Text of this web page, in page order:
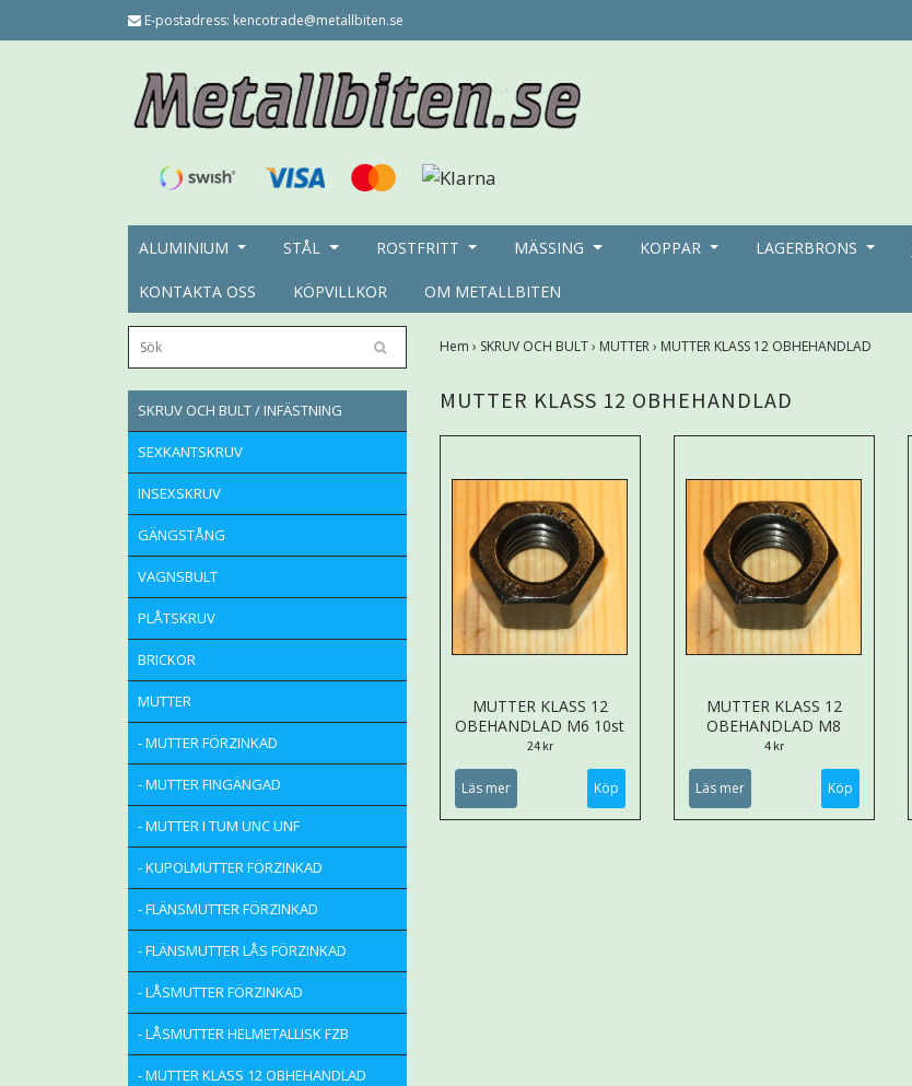
E-postadress: kencotrade@metallbiten.se
ALUMINIUM STÅL ROSTFRITT MÄSSING KOPPAR LAGERBRONS
KONTAKTA OSS KÖPVILLKOR OM METALLBITEN
SKRUV OCH BULT / INFÄSTNING
SEXKANTSKRUV
INSEXSKRUV
GÄNGSTÅNG
VAGNSBULT
PLÅTSKRUV
BRICKOR
MUTTER
- MUTTER FÖRZINKAD
- MUTTER FINGÄNGAD
- MUTTER I TUM UNC UNF
- KUPOLMUTTER FÖRZINKAD
- FLÄNSMUTTER FÖRZINKAD
- FLÄNSMUTTER LÅS FÖRZINKAD
- LÅSMUTTER FÖRZINKAD
- LÅSMUTTER HELMETALLISK FZB
- MUTTER KLASS 12 OBHEHANDLAD
Hem › SKRUV OCH BULT› MUTTER› MUTTER KLASS 12 OBHEHANDLAD
MUTTER KLASS 12 OBHEHANDLAD
MUTTER KLASS 12
OBEHANDLAD M6 10st
24 kr
Läs mer
MUTTER KLASS 12
OBEHANDLAD M8
4 kr
Läs mer